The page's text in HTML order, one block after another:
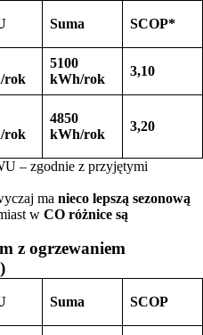
Suma SCOP*
rok
5100
kWh/rok
3,10
rok
4850
kWh/rok
3,20
– zgodnie z przyjętymi
ma nieco lepszą sezonową
w CO różnice są
z ogrzewaniem
Suma SCOP